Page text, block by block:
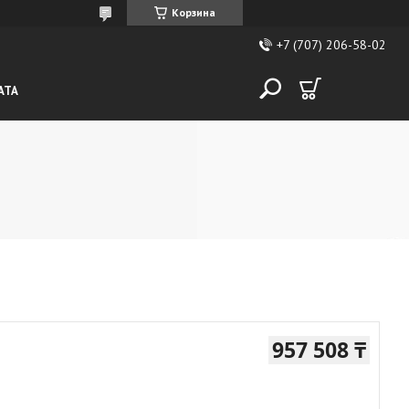
Корзина
+7 (707) 206-58-02
957 508 ₸